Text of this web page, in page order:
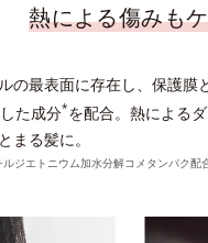
熱による傷みも
の最表面に存在し、保護膜
た成分*を配合。熱による
まる髪に。
ジエトニウム加水分解コメタンパク配